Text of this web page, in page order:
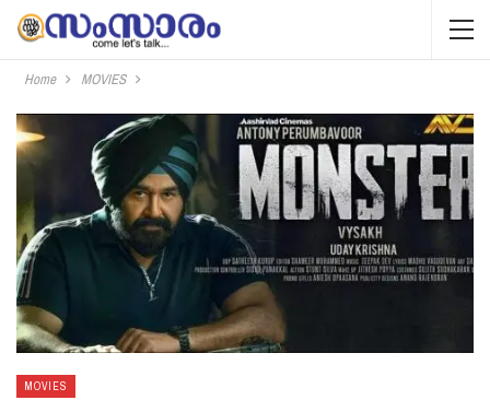
Home MOVIES
MOVIES